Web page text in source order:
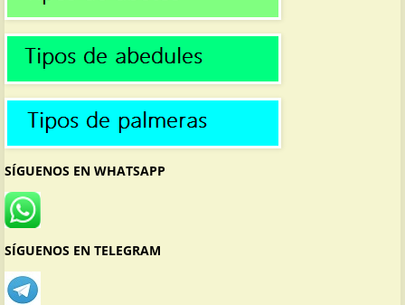
SÍGUENOS EN WHATSAPP
SÍGUENOS EN TELEGRAM